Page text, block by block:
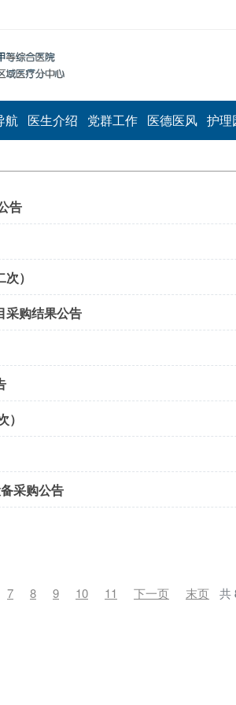
航 医生介绍 党群工作 医德医风 护理
告
）
采购结果公告
采购公告
7 8 9 10 11 下一页 末页 共